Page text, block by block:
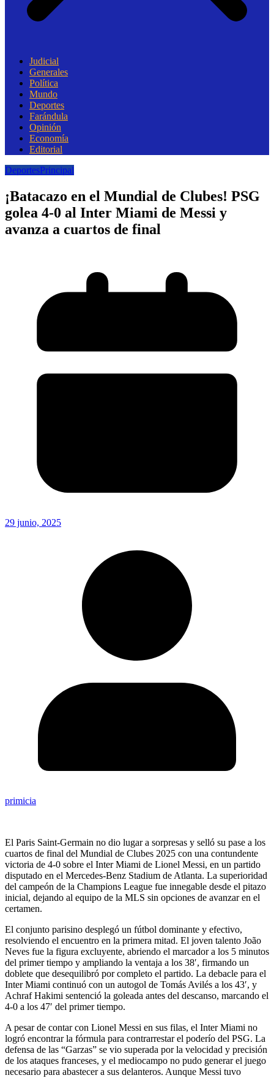
Judicial
Generales
Política
Mundo
Deportes
Farándula
Opinión
Economía
Editorial
DeportesPrincipal
¡Batacazo en el Mundial de Clubes! PSG
golea 4-0 al Inter Miami de Messi y
avanza a cuartos de final
29 junio, 2025
primicia
El Paris Saint-Germain no dio lugar a sorpresas y selló su pase a los
cuartos de final del Mundial de Clubes 2025 con una contundente
victoria de 4-0 sobre el Inter Miami de Lionel Messi, en un partido
disputado en el Mercedes-Benz Stadium de Atlanta. La superioridad
del campeón de la Champions League fue innegable desde el pitazo
inicial, dejando al equipo de la MLS sin opciones de avanzar en el
certamen.
El conjunto parisino desplegó un fútbol dominante y efectivo,
resolviendo el encuentro en la primera mitad. El joven talento João
Neves fue la figura excluyente, abriendo el marcador a los 5 minutos
del primer tiempo y ampliando la ventaja a los 38′, firmando un
doblete que desequilibró por completo el partido. La debacle para el
Inter Miami continuó con un autogol de Tomás Avilés a los 43′, y
Achraf Hakimi sentenció la goleada antes del descanso, marcando el
4-0 a los 47′ del primer tiempo.
A pesar de contar con Lionel Messi en sus filas, el Inter Miami no
logró encontrar la fórmula para contrarrestar el poderío del PSG. La
defensa de las “Garzas” se vio superada por la velocidad y precisión
de los ataques franceses, y el mediocampo no pudo generar el juego
necesario para abastecer a sus delanteros. Aunque Messi tuvo